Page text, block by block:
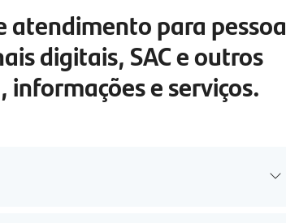
atendimento para pessoa
digitais, SAC e outros
e serviços.